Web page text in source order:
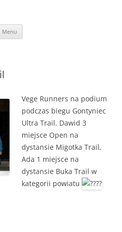
Menu
Vege Runners na podium
podczas biegu Gontyniec
Ultra Trail. Dawid 3
miejsce Open na
dystansie Migotka Trail,
Ada 1 miejsce na
dystansie Buka Trail w
kategorii powiatu